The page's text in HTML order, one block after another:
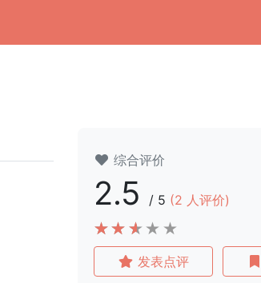
综合评价
2.5 / 5 (2 人评价)
发表点评